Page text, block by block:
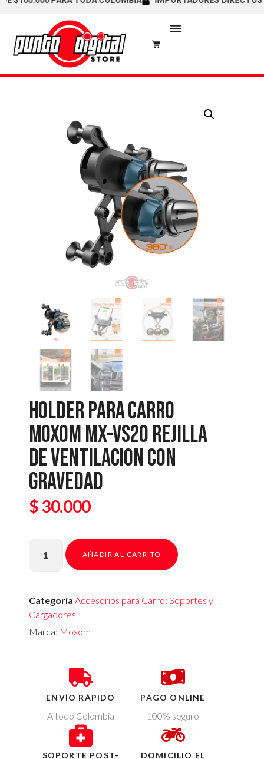
HOLDER PARA CARRO
MOXOM MX-VS20 REJILLA
DE VENTILACION CON
GRAVEDAD
$30.000
AÑADIR AL CARRITO
Categoría Accesorios para Carro: Soportes y
Cargadores
Marca: Moxom
ENVÍO RÁPIDO
A todo Colombia
SOPORTE POST-
PAGO ONLINE
100% seguro
DOMICILIO EL